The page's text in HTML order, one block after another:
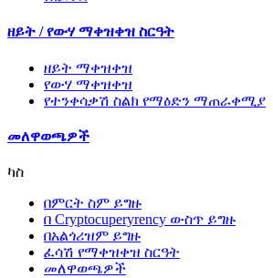
ዘይት / የውሃ ማቀዝቀዝ ስርዓት
ዘይት ማቀዝቀዝ
የውሃ ማቀዝቀዝ
የተንቀሳቃሽ ስልክ የማዕድን ማጠራቀሚያ
መለዋወጫዎች
ካስ
በምርት ስም ይግዙ
በ Cryptocuperyrency ውስጥ ይግዙ
በአልጎሪዝም ይግዙ
ፈሳሽ የማቀዝቀዝ ስርዓት
መለዋወጫዎች